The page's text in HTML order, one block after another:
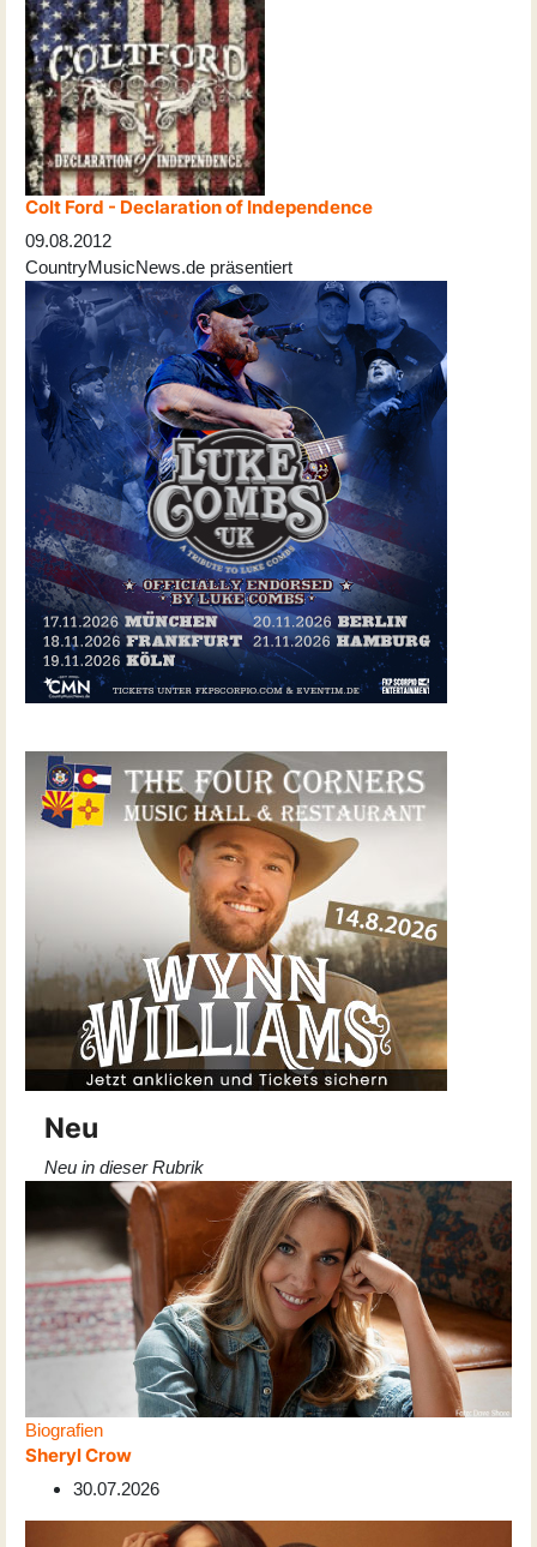
Colt Ford - Declaration of Independence
09.08.2012
CountryMusicNews.de präsentiert
Neu
Neu in dieser Rubrik
Biografien
Sheryl Crow
30.07.2026